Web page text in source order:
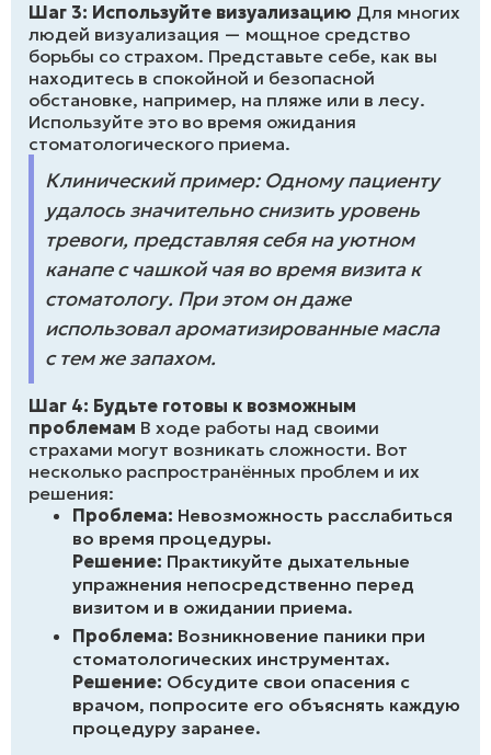
Шаг 3: Используйте визуализацию Для многих
людей визуализация — мощное средство
борьбы со страхом. Представьте себе, как вы
находитесь в спокойной и безопасной
обстановке, например, на пляже или в лесу.
Используйте это во время ожидания
стоматологического приема.
Клинический пример: Одному пациенту
удалось значительно снизить уровень
тревоги, представляя себя на уютном
канапе с чашкой чая во время визита к
стоматологу. При этом он даже
использовал ароматизированные масла
с тем же запахом.
Шаг 4: Будьте готовы к возможным
проблемам В ходе работы над своими
страхами могут возникать сложности. Вот
несколько распространённых проблем и их
решения:
Проблема: Невозможность расслабиться
во время процедуры.
Решение: Практикуйте дыхательные
упражнения непосредственно перед
визитом и в ожидании приема.
Проблема: Возникновение паники при
стоматологических инструментах.
Решение: Обсудите свои опасения с
врачом, попросите его объяснять каждую
процедуру заранее.